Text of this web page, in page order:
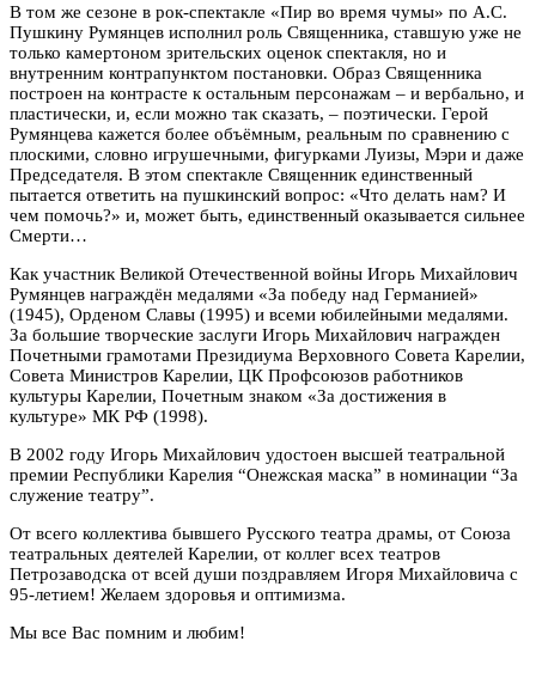
В том же сезоне в рок-спектакле «Пир во время чумы» по А.С.
Пушкину Румянцев исполнил роль Священника, ставшую уже не
только камертоном зрительских оценок спектакля, но и
внутренним контрапунктом постановки. Образ Священника
построен на контрасте к остальным персонажам – и вербально, и
пластически, и, если можно так сказать, – поэтически. Герой
Румянцева кажется более объёмным, реальным по сравнению с
плоскими, словно игрушечными, фигурками Луизы, Мэри и даже
Председателя. В этом спектакле Священник единственный
пытается ответить на пушкинский вопрос: «Что делать нам? И
чем помочь?» и, может быть, единственный оказывается сильнее
Смерти…
Как участник Великой Отечественной войны Игорь Михайлович
Румянцев награждён медалями «За победу над Германией»
(1945), Орденом Славы (1995) и всеми юбилейными медалями.
За большие творческие заслуги Игорь Михайлович награжден
Почетными грамотами Президиума Верховного Совета Карелии,
Совета Министров Карелии, ЦК Профсоюзов работников
культуры Карелии, Почетным знаком «За достижения в
культуре» МК РФ (1998).
В 2002 году Игорь Михайлович удостоен высшей театральной
премии Республики Карелия “Онежская маска” в номинации “За
служение театру”.
От всего коллектива бывшего Русского театра драмы, от Союза
театральных деятелей Карелии, от коллег всех театров
Петрозаводска от всей души поздравляем Игоря Михайловича с
95-летием! Желаем здоровья и оптимизма.
Мы все Вас помним и любим!